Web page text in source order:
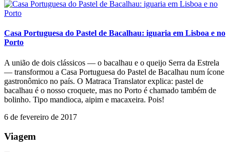
Casa Portuguesa do Pastel de Bacalhau: iguaria em Lisboa e no
Porto
A união de dois clássicos — o bacalhau e o queijo Serra da Estrela
— transformou a Casa Portuguesa do Pastel de Bacalhau num ícone
gastronômico no país. O Matraca Translator explica: pastel de
bacalhau é o nosso croquete, mas no Porto é chamado também de
bolinho. Tipo mandioca, aipim e macaxeira. Pois!
6 de fevereiro de 2017
Viagem